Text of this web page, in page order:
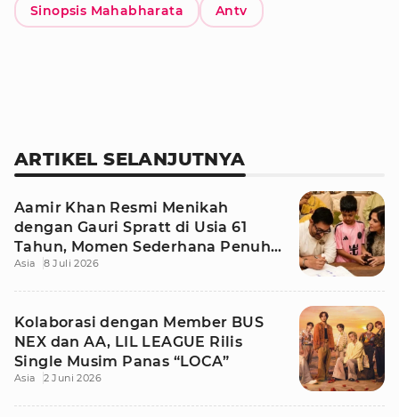
Sinopsis Mahabharata Antv
ARTIKEL SELANJUTNYA
Aamir Khan Resmi Menikah
dengan Gauri Spratt di Usia 61
Tahun, Momen Sederhana Penuh
Kehangatan
Asia 8 Juli 2026
Kolaborasi dengan Member BUS
NEX dan AA, LIL LEAGUE Rilis
Single Musim Panas “LOCA”
Asia 2 Juni 2026